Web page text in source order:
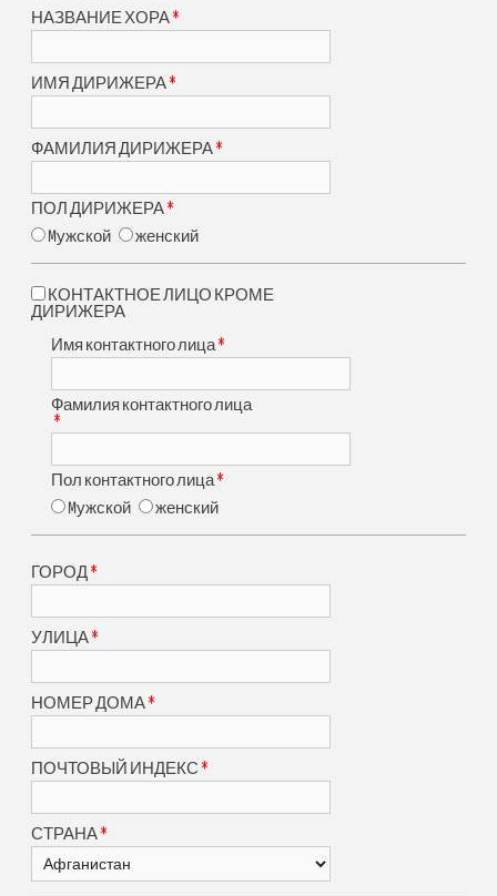
НАЗВАНИЕ ХОРА*
ИМЯ ДИРИЖЕРА*
ФАМИЛИЯ ДИРИЖЕРА*
ПОЛ ДИРИЖЕРА*
Mужской женский
КОНТАКТНОЕ ЛИЦО КРОМЕ
ДИРИЖЕРА
Имя контактного лица*
Фамилия контактного лица
*
Пол контактного лица*
Mужской женский
ГОРОД*
УЛИЦА*
НОМЕР ДОМА*
ПОЧТОВЫЙ ИНДЕКС *
СТРАНА*